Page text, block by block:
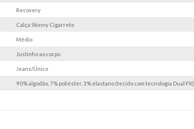
Recovery
Calça Skinny Cigarrete
Médio
Justinho ao corpo
Jeans/Único
90% algodão, 7% poliéster, 3% elastano (tecido com tecnologia Dual FX)